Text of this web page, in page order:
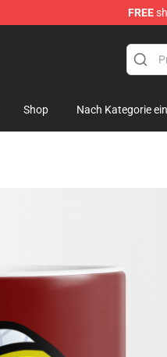
FREE
Store
Shop Nach Kategorie